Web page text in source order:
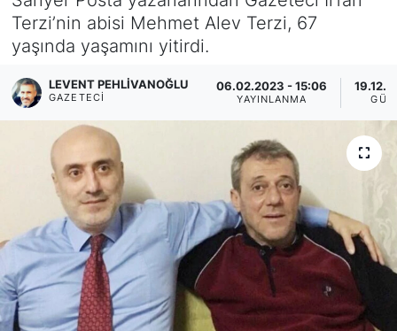
Terzi’nin abisi Mehmet Alev Terzi, 67
yaşında yaşamını yitirdi.
LEVENT PEHLIVANOĞLU
GAZETECI
06.02.2023 - 15:06
YAYINLANMA
KÖŞE YAZILARI
KÖŞE YAZILARI (Arşiv)
KÜLTÜR SANAT
MAGAZİN
RÖPORTAJ
SAĞLIK
SARIYER HABERLERİ